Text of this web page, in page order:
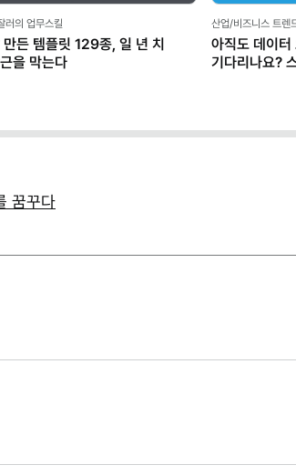
러의 업무스킬
만든 템플릿 129종, 일 년 치
을 막는다
산업/비즈니스 트렌
아직도 데이터
기다리나요?
꿈꾸다